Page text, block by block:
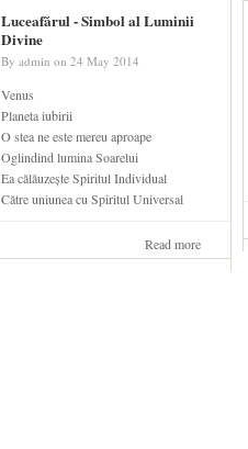
Luceafărul - Simbol al Luminii
Divine
By admin on 24 May 2014
Venus
Planeta iubirii
O stea ne este mereu aproape
Oglindind lumina Soarelui
Ea călăuzește Spiritul Individual
Către uniunea cu Spiritul Universal
Read moreabout
Luceafărul